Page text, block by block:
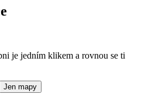
je jedním klikem a rovnou se ti
Jen mapy